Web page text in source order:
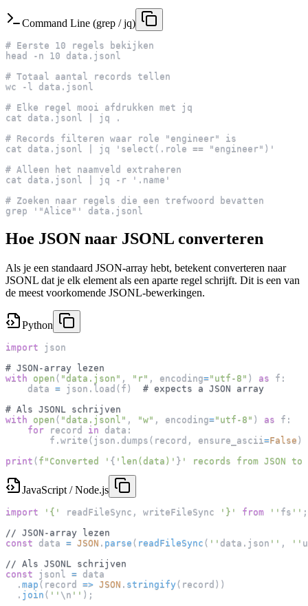
Command Line (grep / jq)
# Eerste 10 regels bekijken
head -n 10 data.jsonl
# Totaal aantal records tellen
wc -l data.jsonl
# Elke regel mooi afdrukken met jq
cat data.jsonl | jq .
# Records filteren waar role "engineer" is
cat data.jsonl | jq 'select(.role == "engineer")'
# Alleen het naamveld extraheren
cat data.jsonl | jq -r '.name'
# Zoeken naar regels die een trefwoord bevatten
grep '"Alice"' data.jsonl
Hoe JSON naar JSONL converteren
Als je een standaard JSON-array hebt, betekent converteren naar
JSONL dat je elk element als een aparte regel schrijft. Dit is een van
de meest voorkomende JSONL-bewerkingen.
Python
import json
# JSON-array lezen
with
open ( "data.json" , "r" , encoding="utf-8" ) as f :
    data
= json . load ( f )
# expects a JSON array
# Als JSONL schrijven
with
open ( "data.jsonl" , "w" , encoding="utf-8" ) as f :
for record in data :
        f
. write ( json . dumps ( record , ensure_ascii =False )
print ( f"Converted ' { 'len(data)' } ' records from JSON to
JavaScript / Node.js
import '{' readFileSync , writeFileSync '}' from '' fs '' ;
// JSON-array lezen
const data = JSON . parse ( readFileSync ( '' data . json '' , ''
// Als JSONL schrijven
const jsonl = data
. map ( record => JSON . stringify ( record ) )
. join ( '' \n '' ) ;